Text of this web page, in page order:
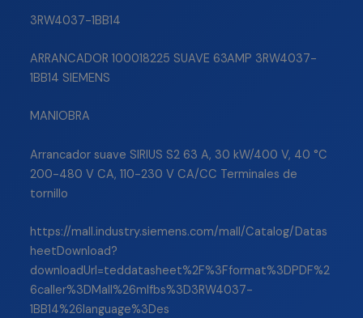
3RW4037-1BB14
ARRANCADOR 100018225 SUAVE 63AMP 3RW4037-
1BB14 SIEMENS
MANIOBRA
Arrancador suave SIRIUS S2 63 A, 30 kW/400 V, 40 °C
200-480 V CA, 110-230 V CA/CC Terminales de
tornillo
https://mall.industry.siemens.com/mall/Catalog/Datas
heetDownload?
downloadUrl=teddatasheet%2F%3Fformat%3DPDF%2
6caller%3DMall%26mlfbs%3D3RW4037-
1BB14%26language%3Des